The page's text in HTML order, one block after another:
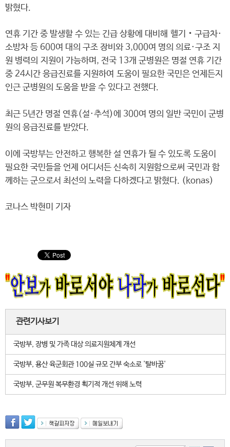
밝혔다.
연휴 기간 중 발생할 수 있는 긴급 상황에 대비해 헬기‧구급차·
소방차 등 600여 대의 구조 장비와 3,000여 명의 의료·구조 지
원 병력의 지원이 가능하며, 전국 13개 군병원은 명절 연휴 기간
중 24시간 응급진료를 지원하여 도움이 필요한 국민은 언제든지
인근 군병원의 도움을 받을 수 있다고 전했다.
최근 5년간 명절 연휴(설·추석)에 300여 명의 일반 국민이 군병
원의 응급진료를 받았다.
이에 국방부는 안전하고 행복한 설 연휴가 될 수 있도록 도움이
필요한 국민들을 언제 어디서든 신속히 지원함으로써 국민과 함
께하는 군으로서 최선의 노력을 다하겠다고 밝혔다. (konas)
코나스 박현미 기자
관련기사보기
국방부, 장병 및 가족 대상 의료지원체계 개선
국방부, 용산 육군회관 100실 규모 간부 숙소로 '탈바꿈'
국방부, 군무원 복무환경 획기적 개선 위해 노력